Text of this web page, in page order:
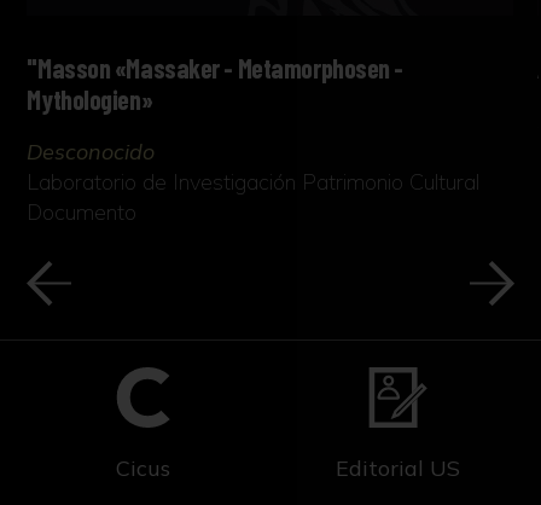
"Masson «Massaker - Metamorphosen -
Mythologien»
Desconocido
Laboratorio de Investigación Patrimonio Cultural
Documento
Cicus Editorial US